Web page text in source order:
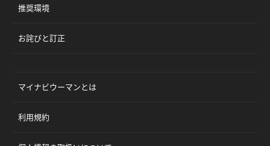
推奨環境
お詫びと訂正
マイナビウーマンとは
利用規約